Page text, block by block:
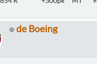
de Boeing